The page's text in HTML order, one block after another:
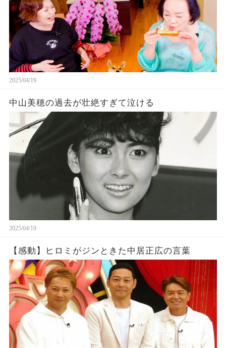
2025/04/19
中山美穂の過去が壮絶すぎて泣ける
2025/04/19
【感動】ヒロミがジンときた中居正広の言葉